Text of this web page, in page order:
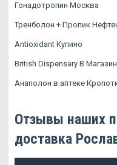
Гонадотропин Москва
Тренболон + Пропик
Antioxidant Купино
British Dispensary В
Анаполон в аптеке
Отзывы наших
доставка